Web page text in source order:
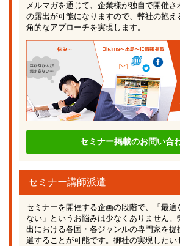
メルマガを通じて、企業様が独自で開催さ
の露出が可能になりますので、弊社の抱え
角的なアプローチを実現します。
セミナー掲載のお問い合
セミナー講師派遣
セミナーを開催する企画の段階で、「最適
ない」というお悩みは少なくありません。
出における各国・各ジャンルの専門家を提
遣することが可能です。御社の実現したい